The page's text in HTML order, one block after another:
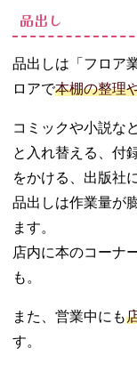
品出し
品出しは「フロア
ロアで本棚の整理
コミックや小説な
と入れ替える、付
をかける、出版社
品出しは作業量が
ます。
店内に本のコーナ
も。
また、営業中にも
す。